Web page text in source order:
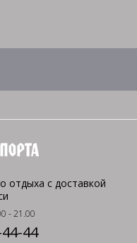
отдыха с доставкой
- 21.00
44